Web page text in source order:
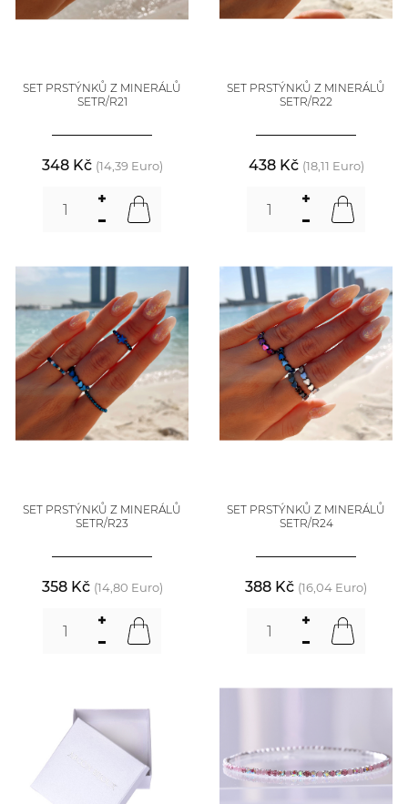
SET PRSTÝNKŮ Z MINERÁLŮ
SETR/R21
348 Kč (14,39 Euro)
SET PRSTÝNKŮ Z MINERÁLŮ
SETR/R22
438 Kč (18,11 Euro)
SET PRSTÝNKŮ Z MINERÁLŮ
SETR/R23
358 Kč (14,80 Euro)
SET PRSTÝNKŮ Z MINERÁLŮ
SETR/R24
388 Kč (16,04 Euro)